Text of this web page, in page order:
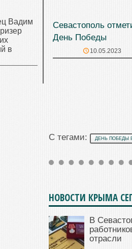
Севастополь
День Победы
10.05.2023
С тегами: ДЕНЬ ПОБЕДЫ
НОВОСТИ КРЫМА
В
отрасли
Вадим
в